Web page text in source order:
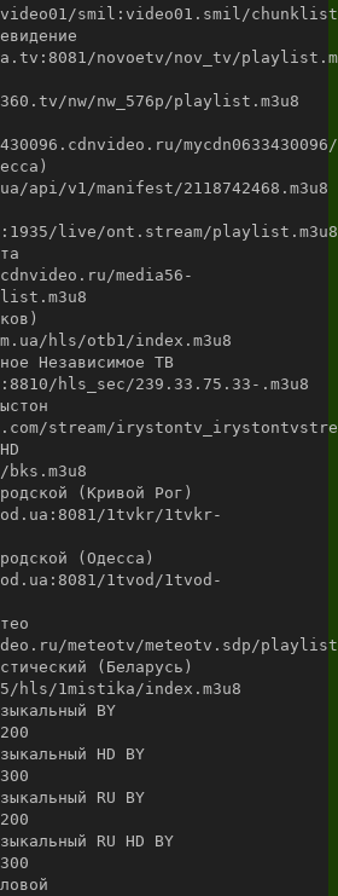
smil:video01.smil/
novoetv/nov_tv/
nw/nw_576p/playlist.m3u8
v1/manifest/2118742468.m3u8
live/ont.stream/playlist.m3u8
media56-
hls/otb1/index.m3u8
Независимое ТВ
hls_sec/239.33.75.33-.m3u8
stream/
(Кривой Рог)
1tvkr/1tvkr-
(Одесса)
1tvod/1tvod-
meteotv/meteotv.sdp/
(Беларусь)
hls/1mistika/index.m3u8
BY
HD BY
RU BY
RU HD BY